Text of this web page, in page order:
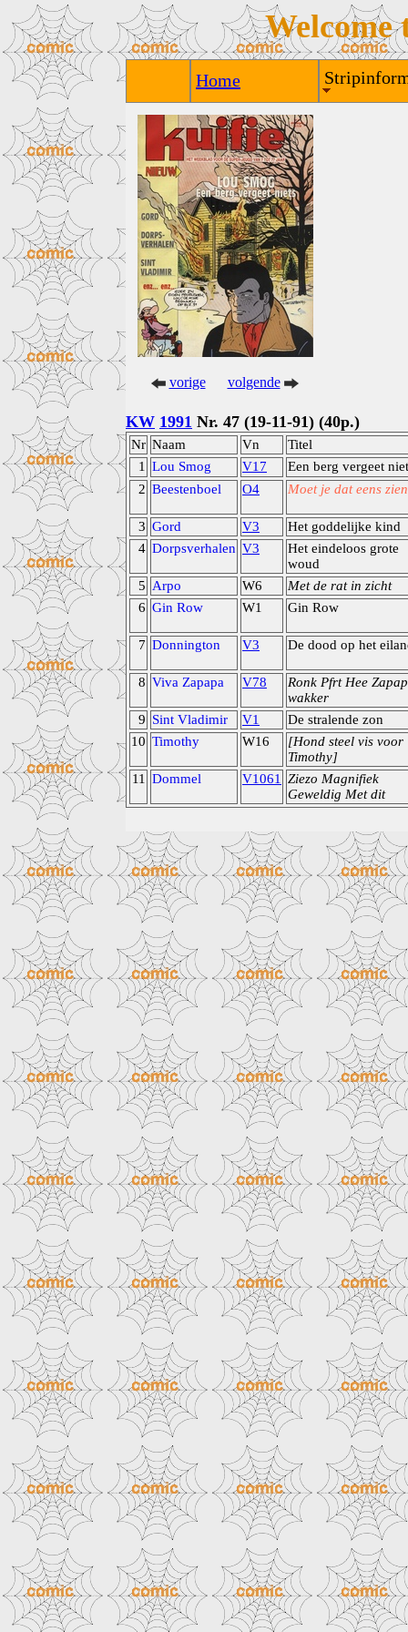
Welcome
Home
vorige volgende
KW 1991 Nr. 47 (19-11-91) (40p.)
Nr Naam Vn
Titel
1
Lou Smog V17
Een berg vergeet
2 Beestenboel O4 Moet je dat eens zien
3 Gord V3
Het goddelijke kind
4 Dorpsverhalen V3
Het eindeloos grote
woud
5 Arpo W6
Met de rat in zicht
6 Gin Row W1 Gin Row
7 Donnington V3 De dood op het
8 Viva Zapapa V78
Ronk Pfrt Hee
wakker
9 Sint Vladimir V1
De stralende zon
10 Timothy W16
[Hond steel vis voor
Timothy]
11
Dommel V1061
Ziezo Magnifiek
Geweldig Met dit